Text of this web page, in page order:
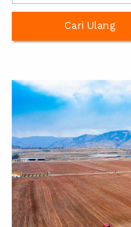
Cari Ulang